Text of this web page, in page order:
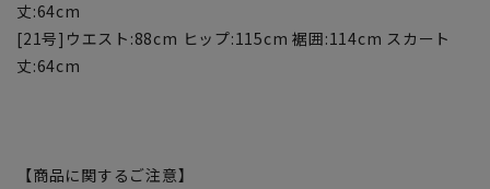
丈:64cm
[21号]ウエスト:88cm ヒップ:115cm 裾囲:114cm スカート
丈:64cm
【商品に関するご注意】